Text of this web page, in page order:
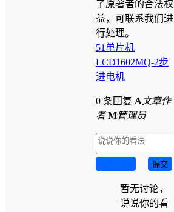
了原著者的合法权
益，可联系我们进
行处理。
51单片机
LCD1602MQ-2步
进电机
0 条回复 A 文章作
者 M管理员
提交
暂无讨论，
说说你的看